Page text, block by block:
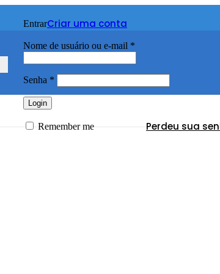
EntrarCriar uma conta
Nome de usuário ou e-mail *
Senha *
Login
Perdeu sua
Remember me